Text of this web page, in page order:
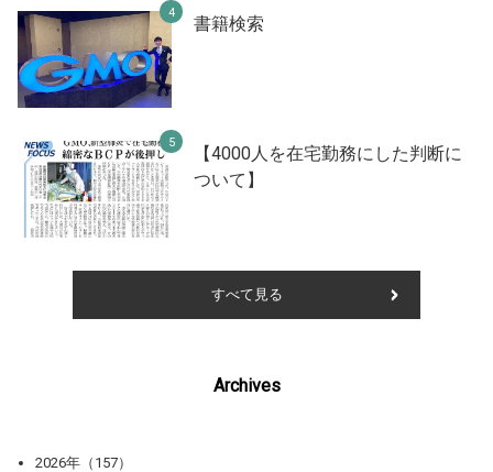
書籍検索
【4000人を在宅勤務にした判断に
ついて】
すべて見る
Archives
2026年（157）